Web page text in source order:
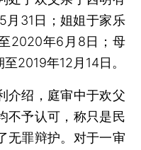
月31日；姐姐于家乐
2020年6月8日；母
2019年12月14日。
绍，庭审中于欢父
不予认可，称只是民
无罪辩护。对于一审